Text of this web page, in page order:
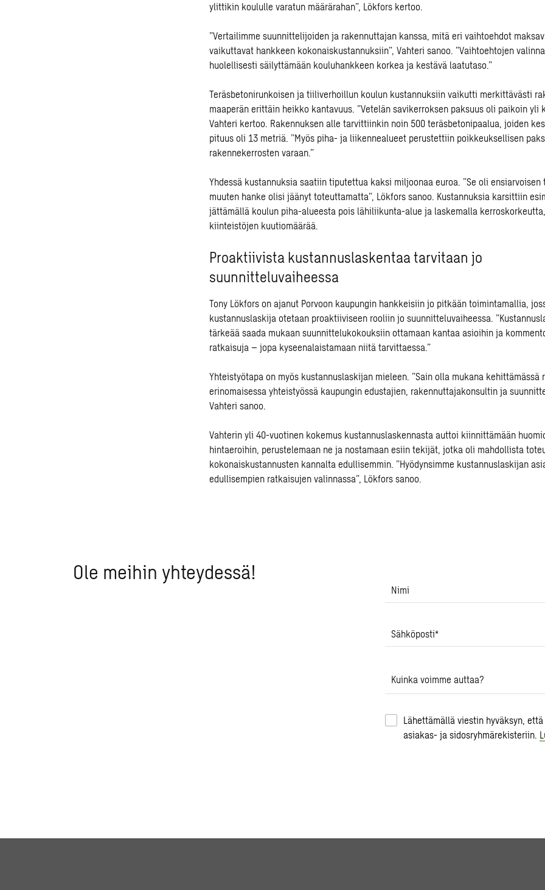
ylittikin koululle varatun määrärahan”, Lökfors kertoo.
”Vertailimme suunnittelijoiden ja rakennuttajan kanssa, mitä eri vaihtoehdot
vaikuttavat hankkeen kokonaiskustannuksiin”, Vahteri sanoo. ”Vaihtoehtojen
huolellisesti säilyttämään kouluhankkeen korkea ja kestävä laatutaso.”
Teräsbetonirunkoisen ja tiiliverhoillun koulun kustannuksiin vaikutti merkittävästi
maaperän erittäin heikko kantavuus. ”Vetelän savikerroksen paksuus oli paikoin yli
Vahteri kertoo. Rakennuksen alle tarvittiinkin noin 500 teräsbetonipaalua, joiden
pituus oli 13 metriä. ”Myös piha- ja liikennealueet perustettiin poikkeuksellisen
rakennekerrosten varaan.”
Yhdessä kustannuksia saatiin tiputettua kaksi miljoonaa euroa. ”Se oli ensiarvoisen
muuten hanke olisi jäänyt toteuttamatta”, Lökfors sanoo. Kustannuksia karsittiin
jättämällä koulun piha-alueesta pois lähiliikunta-alue ja laskemalla
kiinteistöjen kuutiomäärää.
Proaktiivista kustannuslaskentaa tarvitaan jo
suunnitteluvaiheessa
Tony Lökfors on ajanut Porvoon kaupungin hankkeisiin jo pitkään toimintamallia,
kustannuslaskija otetaan proaktiiviseen rooliin jo suunnitteluvaiheessa.
tärkeää saada mukaan suunnittelukokouksiin ottamaan kantaa asioihin ja
ratkaisuja – jopa kyseenalaistamaan niitä tarvittaessa.”
Yhteistyötapa on myös kustannuslaskijan mieleen. ”Sain olla mukana kehittämässä
erinomaisessa yhteistyössä kaupungin edustajien, rakennuttajakonsultin ja
Vahteri sanoo.
Vahterin yli 40-vuotinen kokemus kustannuslaskennasta auttoi kiinnittämään
hintaeroihin, perustelemaan ne ja nostamaan esiin tekijät, jotka oli mahdollista
kokonaiskustannusten kannalta edullisemmin. ”Hyödynsimme kustannuslaskijan
edullisempien ratkaisujen valinnassa”, Lökfors sanoo.
Ole meihin yhteydessä!
Nimi
Sähköposti*
Kuinka voimme auttaa?
Lähettämällä viestin hyväksyn,
asiakas- ja sidosryhmärekisteriin.